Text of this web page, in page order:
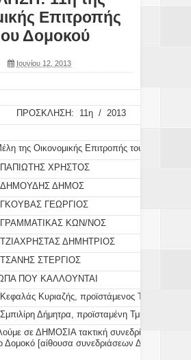
Επιτροπής
Δομοκού
Ιουνίου 12, 2013
ΠΡΟΣΚΛΗΣΗ: 11η / 2013
της Οικονομικής Επιτροπής του Δήμου
ΠΑΠΙΩΤΗΣ ΧΡΗΣΤΟΣ
ΔΗΜΟΥΔΗΣ ΔΗΜΟΣ
ΓΚΟΥΒΑΣ ΓΕΩΡΓΙΟΣ
ΓΡΑΜΜΑΤΙΚΑΣ ΚΩΝ/ΝΟΣ
ΤΖΙΑΧΡΗΣΤΑΣ ΔΗΜΗΤΡΙΟΣ
ΤΣΑΝΗΣ ΣΤΕΡΓΙΟΣ
ΠΟΥ ΚΑΛΛΟΥΝΤΑΙ
Κεφαλάς Κυριαζής, προϊστάμενος Τμήματος
Σμπιλίρη Δήμητρα, προϊσταμένη Τμήματος
σε ΔΗΜΟΣΙΑ τακτική συνεδρίαση την
Δομοκό [αίθουσα συνεδριάσεων Δημοτικού